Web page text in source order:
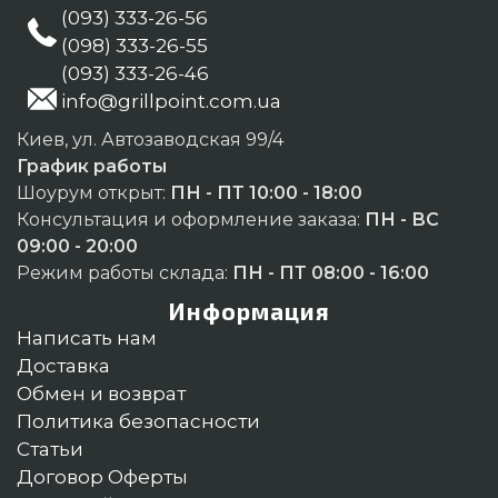
(093) 333-26-56
(098) 333-26-55
(093) 333-26-46
info@grillpoint.com.ua
Киев, ул. Автозаводская 99/4
График работы
Шоурум открыт: ПН - ПТ 10:00 - 18:00
Консультация и оформление заказа: ПН - ВС
09:00 - 20:00
Режим работы склада: ПН - ПТ 08:00 - 16:00
Информация
Написать нам
Доставка
Обмен и возврат
Политика безопасности
Статьи
Договор Оферты